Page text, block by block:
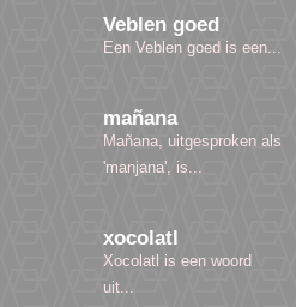
Veblen goed
Een Veblen goed is een...
mañana
Mañana, uitgesproken als
'manjana', is...
xocolatl
Xocolatl is een woord
uit...